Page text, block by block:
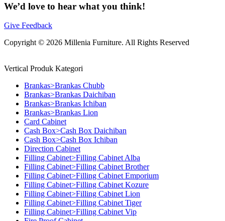
We’d love to hear what you think!
Give Feedback
Copyright © 2026 Millenia Furniture. All Rights Reserved
Vertical Produk Kategori
Brankas>Brankas Chubb
Brankas>Brankas Daichiban
Brankas>Brankas Ichiban
Brankas>Brankas Lion
Card Cabinet
Cash Box>Cash Box Daichiban
Cash Box>Cash Box Ichiban
Direction Cabinet
Filling Cabinet>Filling Cabinet Alba
Filling Cabinet>Filling Cabinet Brother
Filling Cabinet>Filling Cabinet Emporium
Filling Cabinet>Filling Cabinet Kozure
Filling Cabinet>Filling Cabinet Lion
Filling Cabinet>Filling Cabinet Tiger
Filling Cabinet>Filling Cabinet Vip